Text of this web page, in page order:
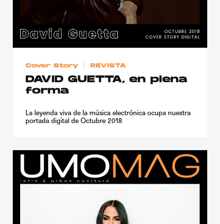
Cover Story REVISTA
DAVID GUETTA, en plena
forma
La leyenda viva de la música electrónica ocupa nuestra
portada digital de Octubre 2018